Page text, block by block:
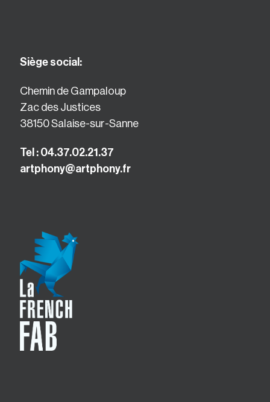
Siège social:
Chemin de Gampaloup
Zac des Justices
38150 Salaise-sur-Sanne
Tel : 04.37.02.21.37
artphony@artphony.fr